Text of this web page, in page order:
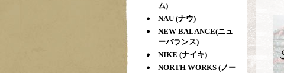
ム)
NAU (ナウ)
NEW BALANCE(ニュ
ーバランス)
NIKE (ナイキ)
NORTH WORKS (ノー